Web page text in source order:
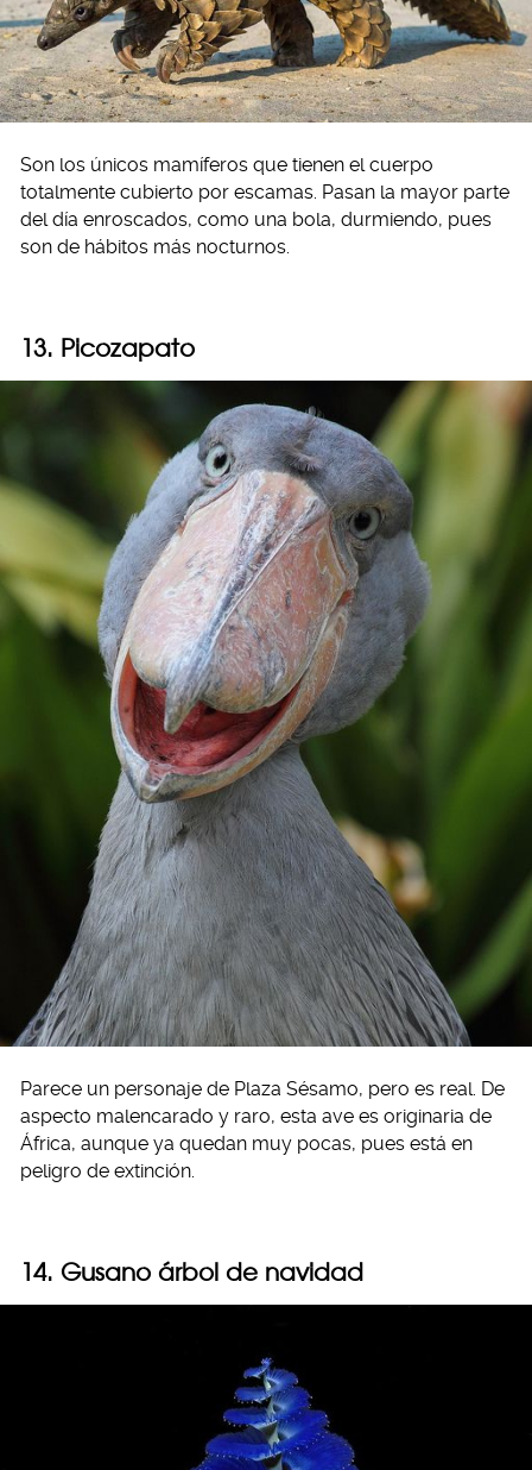
Son los únicos mamíferos que tienen el cuerpo
totalmente cubierto por escamas. Pasan la mayor parte
del día enroscados, como una bola, durmiendo, pues
son de hábitos más nocturnos.
13. Picozapato
Parece un personaje de Plaza Sésamo, pero es real. De
aspecto malencarado y raro, esta ave es originaria de
África, aunque ya quedan muy pocas, pues está en
peligro de extinción.
14. Gusano árbol de navidad